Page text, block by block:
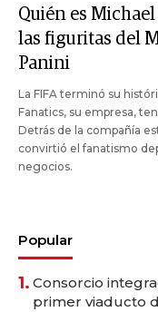
Quién es
las figuritas del
Panini
La FIFA terminó su
Fanatics, su empresa,
Detrás de la compañía
convirtió el fanatismo
negocios.
Popular
1. Consorcio
primer viaducto